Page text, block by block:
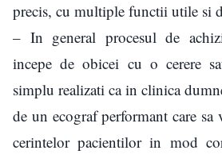
precis, cu multiple functii utile si
– In general procesul de
incepe de obicei cu o cerere
simplu realizati ca in clinica
de un ecograf performant care sa
cerintelor pacientilor in mod